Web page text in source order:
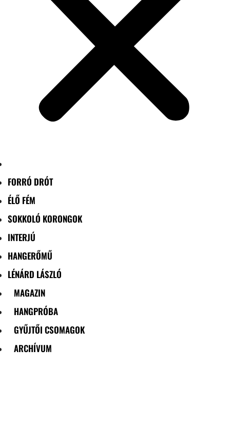
FORRÓ DRÓT
ÉLŐ FÉM
SOKKOLÓ KORONGOK
INTERJÚ
HANGERŐMŰ
LÉNÁRD LÁSZLÓ
MAGAZIN
HANGPRÓBA
GYŰJTŐI CSOMAGOK
ARCHÍVUM